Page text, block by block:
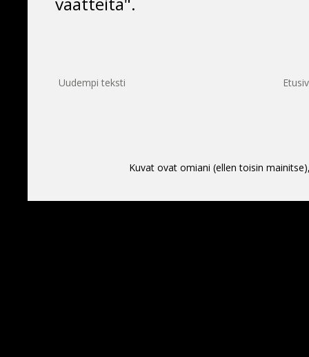
Uudempi teksti
Kuvat ovat omiani (ellen toisin